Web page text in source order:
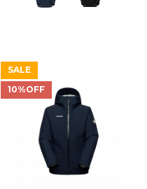
SALE
10%OFF